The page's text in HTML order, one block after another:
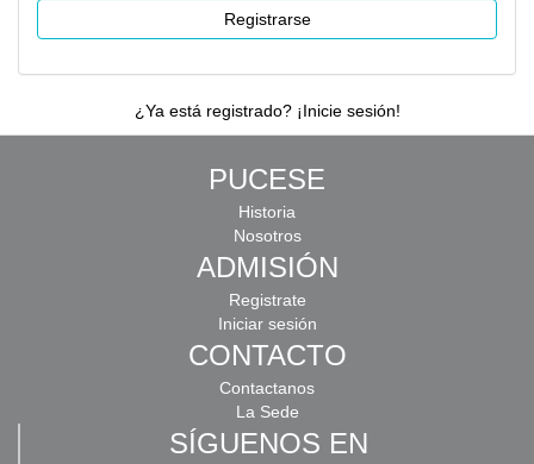
Registrarse
¿Ya está registrado? ¡Inicie sesión!
PUCESE
Historia
Nosotros
ADMISIÓN
Registrate
Iniciar sesión
CONTACTO
Contactanos
La Sede
SÍGUENOS EN